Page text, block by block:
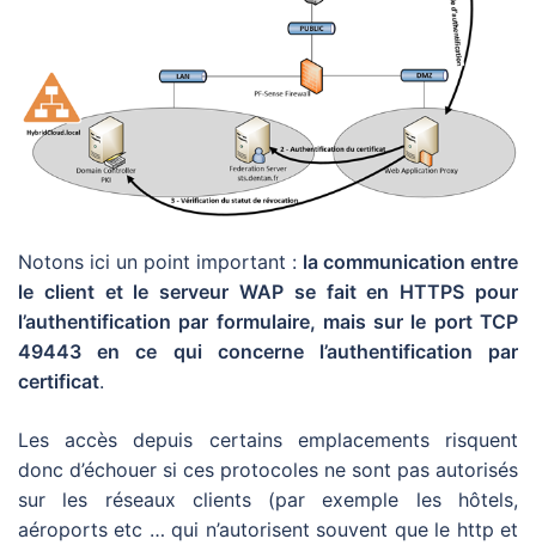
Notons ici un point important : la communication entre
le client et le serveur WAP se fait en HTTPS pour
l’authentification par formulaire, mais sur le port TCP
49443 en ce qui concerne l’authentification par
certificat.
Les accès depuis certains emplacements risquent
donc d’échouer si ces protocoles ne sont pas autorisés
sur les réseaux clients (par exemple les hôtels,
aéroports etc … qui n’autorisent souvent que le http et